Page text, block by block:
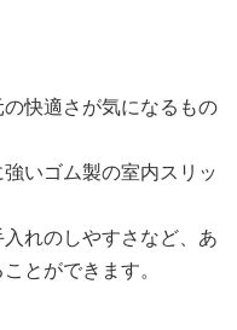
快適さが気になるもの
いゴム製の室内スリッ
れのしやすさなど、あ
とができます。